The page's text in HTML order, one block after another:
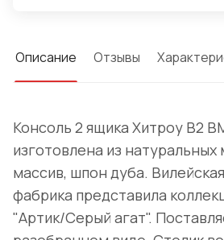
Описание Отзывы
Консоль 2 ящика Хитроу В2
изготовлена из натуральных
массив, шпон дуба.
фабрика представила
"Артик/Серый агат".